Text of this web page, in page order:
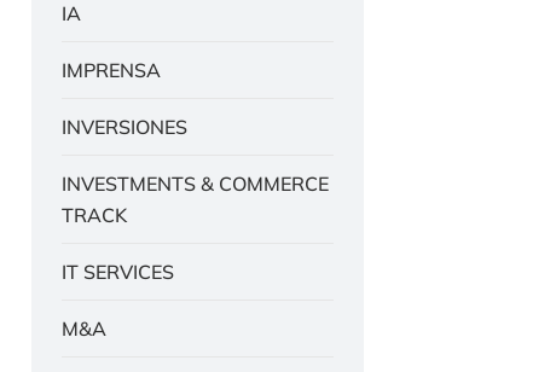
IA
IMPRENSA
INVERSIONES
INVESTMENTS & COMMERCE
TRACK
IT SERVICES
M&A